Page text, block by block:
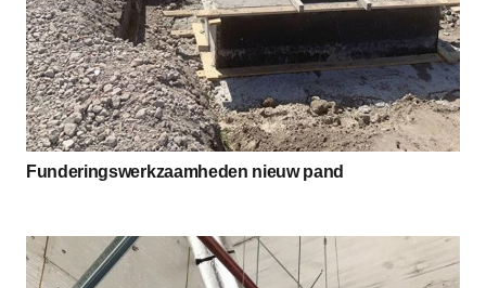
Funderingswerkzaamheden nieuw pand